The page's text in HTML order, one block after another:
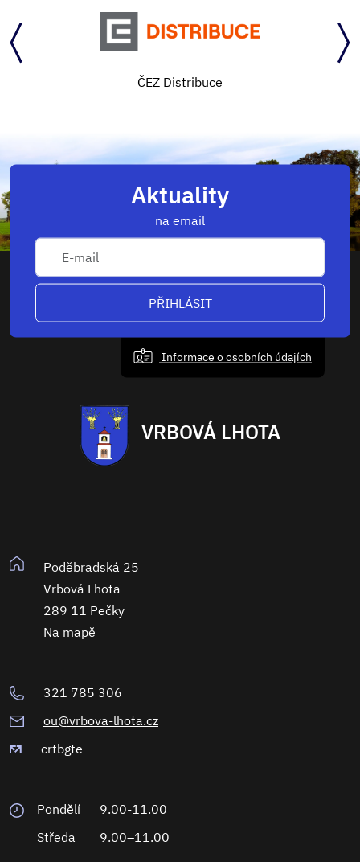
ČEZ Distribuce
Aktuality
na email
PŘIHLÁSIT
Informace o osobních údajích
VRBOVÁ LHOTA
Poděbradská 25
Vrbová Lhota
289 11 Pečky
Na mapě
321 785 306
ou@vrbova-lhota.cz
crtbgte
Pondělí
9.00-11.00
Středa
9.00–11.00